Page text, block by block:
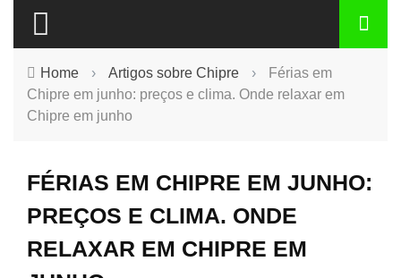
Home › Artigos sobre Chipre ›
Férias em
Chipre em junho: preços e clima. Onde relaxar em
Chipre em junho
FÉRIAS EM CHIPRE EM JUNHO:
PREÇOS E CLIMA. ONDE
RELAXAR EM CHIPRE EM